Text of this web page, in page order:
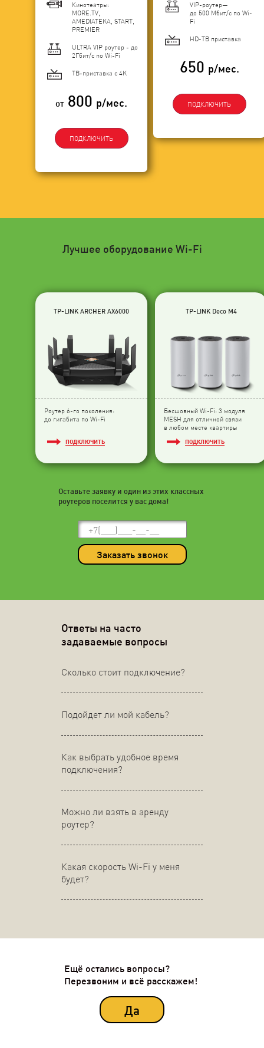
Кинотеатры:
MORE.TV,
AMEDIATEKA, START,
PREMIER
ULTRA VIP роутер - до
2Гбит/c по Wi-Fi
ТВ-приставка с 4K
от 800 р/мес.
ПОДКЛЮЧИТЬ
VIP-роутер—
до 500 Мбит/с по Wi-
Fi
HD-ТВ приставка
650 р/мес.
ПОДКЛЮЧИТЬ
Лучшее оборудование Wi-Fi
TP-LINK ARCHER AX6000
Роутер 6-го поколения:
до гигабита по Wi-Fi
ПОДКЛЮЧИТЬ
TP-LINK Deco M4
Бесшовный Wi-Fi: 3 модуля
МESH для отличной связи
в любом месте квартиры
ПОДКЛЮЧИТЬ
Оставьте заявку и один из этих классных
роутеров поселится у вас дома!
Заказать звонок
Ответы на часто
задаваемые вопросы
Сколько стоит подключение?
Подойдет ли мой кабель?
Как выбрать удобное время
подключения?
Можно ли взять в аренду
роутер?
Какая скорость Wi-Fi у меня
будет?
Ещё остались вопросы?
Перезвоним и всё расскажем!
Да